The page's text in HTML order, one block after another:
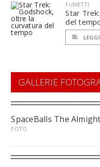
FUMETTI
Star
del
LEGGI
GALLERIE
SpaceBalls The
FOTO